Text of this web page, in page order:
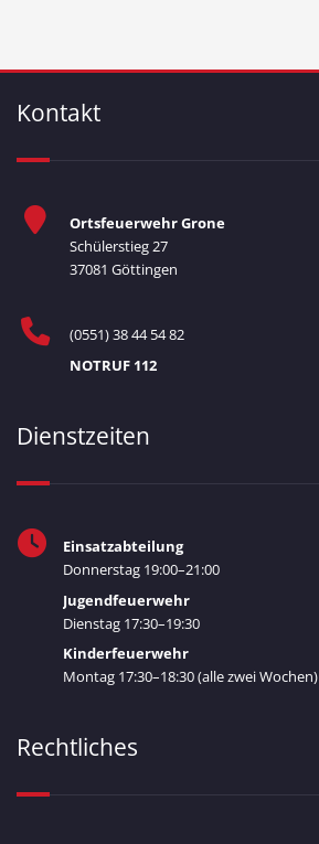
Kontakt
Ortsfeuerwehr Grone
Schülerstieg 27
37081 Göttingen
(0551) 38 44 54 82
NOTRUF 112
Dienstzeiten
Einsatzabteilung
Donnerstag 19:00–21:00
Jugendfeuerwehr
Dienstag 17:30–19:30
Kinderfeuerwehr
Montag 17:30–18:30 (alle zwei Wochen)
Rechtliches